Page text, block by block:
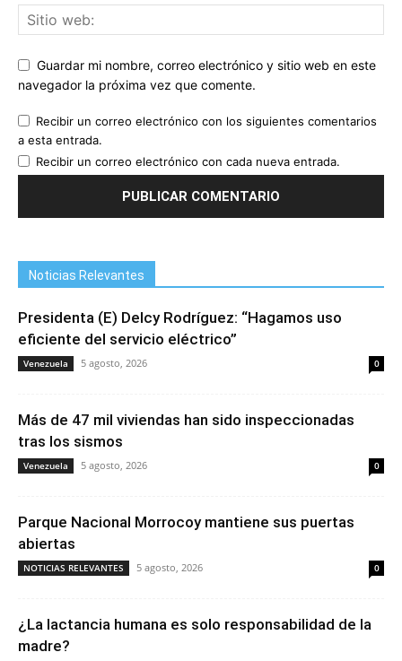
Guardar mi nombre, correo electrónico y sitio web en este
navegador la próxima vez que comente.
Recibir un correo electrónico con los siguientes comentarios
a esta entrada.
Recibir un correo electrónico con cada nueva entrada.
Noticias Relevantes
Presidenta (E) Delcy Rodríguez: “Hagamos uso
eficiente del servicio eléctrico”
Venezuela 5 agosto, 2026 0
Más de 47 mil viviendas han sido inspeccionadas
tras los sismos
Venezuela 5 agosto, 2026 0
Parque Nacional Morrocoy mantiene sus puertas
abiertas
NOTICIAS RELEVANTES 5 agosto, 2026 0
¿La lactancia humana es solo responsabilidad de la
madre?